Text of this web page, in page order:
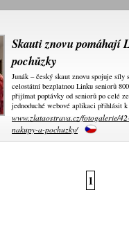
Skauti znovu pomáhají
pochůzky
Junák – český skaut znovu spojuje
celostátní bezplatnou Linku seniorů
přijímat poptávky od seniorů po celé
jednoduché webové aplikaci přihlásit
www.zlataostrava.cz/fotogalerie/
nakupy-a-pochuzky/
1